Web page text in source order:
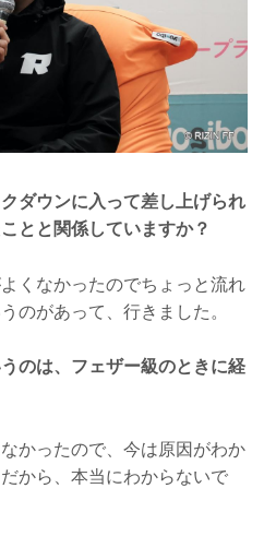
ダウンに入って差し上げられ
とと関係していますか？
くなかったのでちょっと流れ
のがあって、行きました。
のは、フェザー級のときに経
かったので、今は原因がわか
から、本当にわからないで